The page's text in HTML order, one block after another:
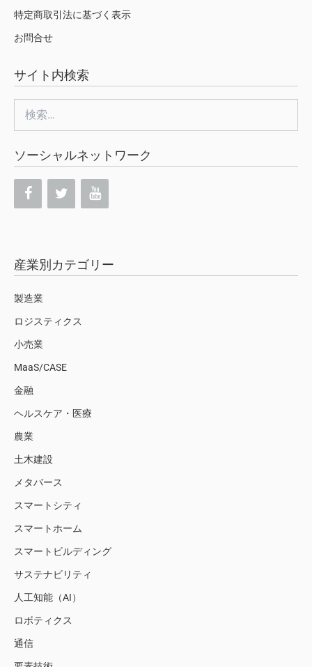
特定商取引法に基づく表示
お問合せ
サイト内検索
索:
ソーシャルネットワーク
産業別カテゴリー
製造業
ロジスティクス
小売業
MaaS/CASE
金融
ヘルスケア・医療
農業
土木建設
メタバース
スマートシティ
スマートホーム
スマートビルディング
サステナビリティ
人工知能（AI）
ロボティクス
通信